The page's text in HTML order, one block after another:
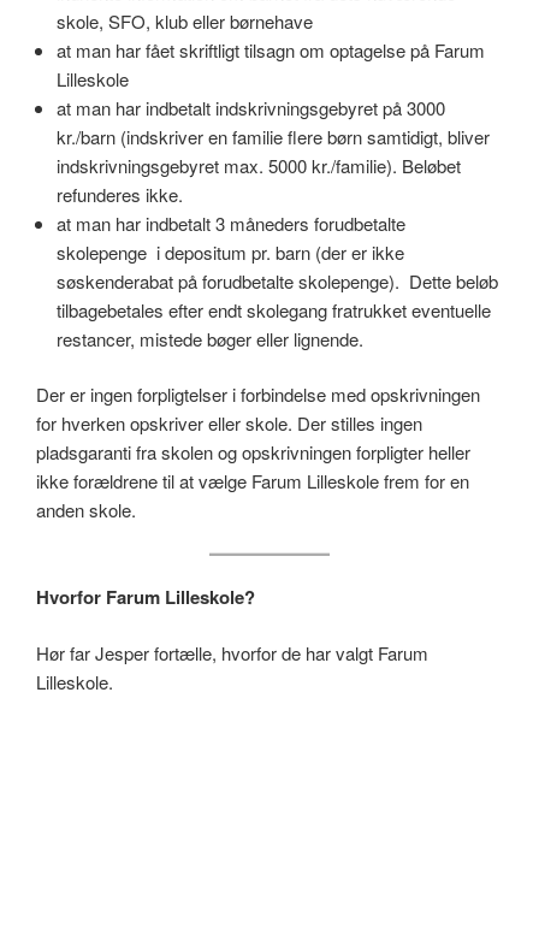
skole, SFO, klub eller børnehave
at man har fået skriftligt tilsagn om optagelse på Farum
Lilleskole
at man har indbetalt indskrivningsgebyret på 3000
kr./barn (indskriver en familie flere børn samtidigt, bliver
indskrivningsgebyret max. 5000 kr./familie). Beløbet
refunderes ikke.
at man har indbetalt 3 måneders forudbetalte
skolepenge i depositum pr. barn (der er ikke
søskenderabat på forudbetalte skolepenge). Dette beløb
tilbagebetales efter endt skolegang fratrukket eventuelle
restancer, mistede bøger eller lignende.
Der er ingen forpligtelser i forbindelse med opskrivningen
for hverken opskriver eller skole. Der stilles ingen
pladsgaranti fra skolen og opskrivningen forpligter heller
ikke forældrene til at vælge Farum Lilleskole frem for en
anden skole.
Hvorfor Farum Lilleskole?
Hør far Jesper fortælle, hvorfor de har valgt Farum
Lilleskole.